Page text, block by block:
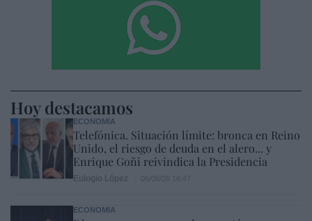
Hoy destacamos
ECONOMÍA
Telefónica. Situación límite: bronca en Reino
Unido, el riesgo de deuda en el alero... y
Enrique Goñi reivindica la Presidencia
ECONOMÍA